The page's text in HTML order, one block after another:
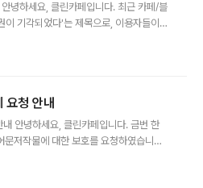
녕하세요, 클린카페입니다. 최근 카페/블
기각되었다'는 제목으로, 이용자들이
안내 드립니다. 저..
요청 안내
안녕하세요, 클린카페입니다. 금번 한
저작물에 대한 보호를 요청하였습니다.
조치를 시행중에 있습..